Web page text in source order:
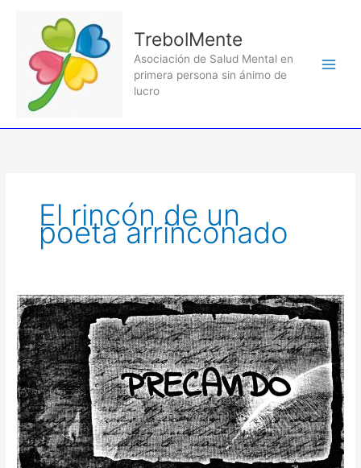
contenido
TrebolMente
Asociación de Salud Mental en
primera persona sin ánimo de
lucro
El rincón de un
poeta arrinconado
Precavido